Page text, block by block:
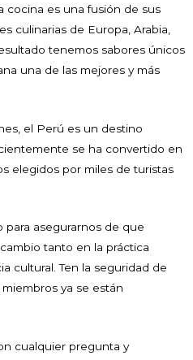
cocina es una fusión de sus
culinarias de Europa, Arabia,
tenemos sabores únicos
una de las mejores y más
el Perú es un destino
se ha convertido en
elegidos por miles de turistas
para asegurarnos de que
tanto en la práctica
cultural. Ten la seguridad de
ya se están
cualquier pregunta y